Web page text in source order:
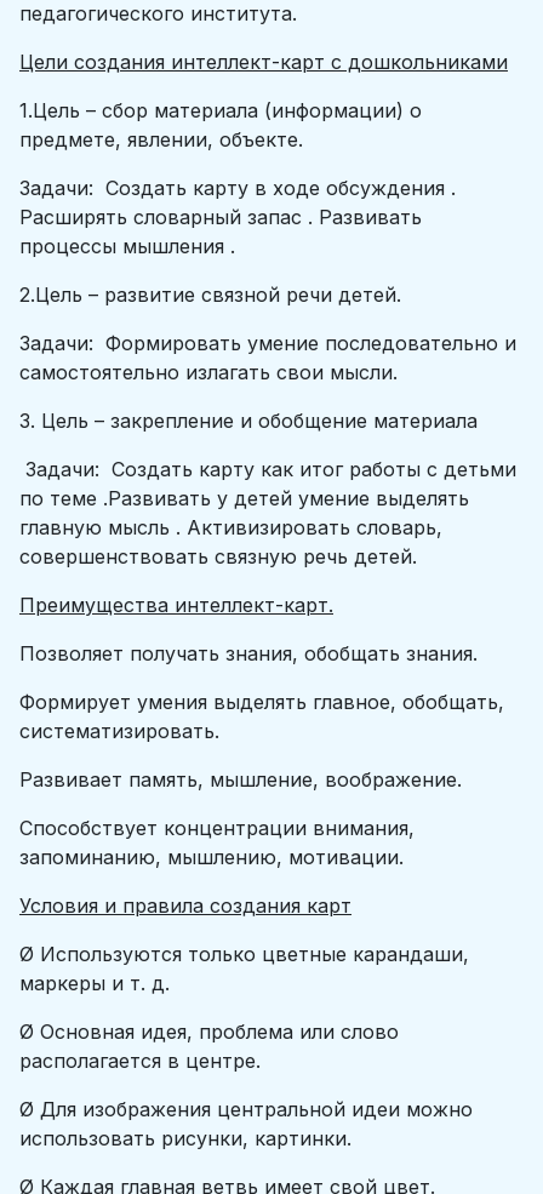
педагогического института.
Цели создания интеллект-карт с дошкольниками
1.Цель – сбор материала (информации) о
предмете, явлении, объекте.
Задачи: Создать карту в ходе обсуждения .
Расширять словарный запас . Развивать
процессы мышления .
2.Цель – развитие связной речи детей.
Задачи: Формировать умение последовательно и
самостоятельно излагать свои мысли.
3. Цель – закрепление и обобщение материала
Задачи: Создать карту как итог работы с детьми
по теме .Развивать у детей умение выделять
главную мысль . Активизировать словарь,
совершенствовать связную речь детей.
Преимущества интеллект-карт.
Позволяет получать знания, обобщать знания.
Формирует умения выделять главное, обобщать,
систематизировать.
Развивает память, мышление, воображение.
Способствует концентрации внимания,
запоминанию, мышлению, мотивации.
Условия и правила создания карт
Ø Используются только цветные карандаши,
маркеры и т. д.
Ø Основная идея, проблема или слово
располагается в центре.
Ø Для изображения центральной идеи можно
использовать рисунки, картинки.
Ø Каждая главная ветвь имеет свой цвет.